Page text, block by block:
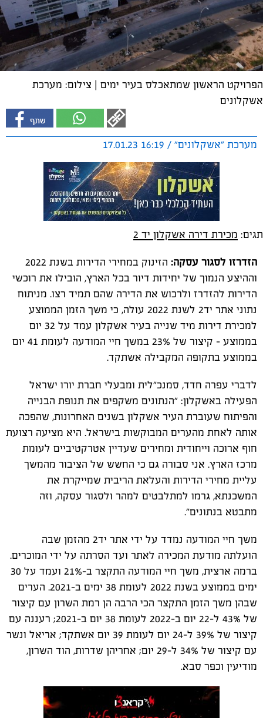
הפרויקט הראשון שמתאכלס בעיר ימים | צילום: מערכת
אשקלונים
מערכת "אשקלונים" / 16:19 17.01.23
תגים: מכירת דירה אשקלון יד 2
הזדרזו לסגור עסקה:
הזינוק במחירי הדירות בשנת 2022
וההיצע הנמוך של יחידות דיור בכל הארץ, הובילו את רוכשי
הדירות להזדרז ולרכוש את הדירה שהם תמיד רצו. מניתוח
נתוני אתר יד2 לשנת 2022 עולה, כי משך הזמן הממוצע
למכירת דירות מיד שנייה בעיר אשקלון עמד על 32 יום
בממוצע – קיצור של 23% במשך חיי המודעה לעומת 41 יום
בממוצע בתקופה המקבילה אשתקד.
לדברי עפרה חדד, סמנכ"לית ומבעלי חברת יורו ישראל
הפעילה באשקלון: "הנתונים משקפים את תנופת הבנייה
והפיתוח שעוברת העיר אשקלון בשנים האחרונות, שהפכה
אותה לאחת מהערים המבוקשות בישראל. היא מציעה רצועת
חוף ארוכה וייחודית ומחירים שעדיין אטרקטיביים לעומת
מרכז הארץ. אני סבורה גם כי החשש של הציבור מהמשך
עליית מחירי הדירות והעלאת הריבית שמייקרת את
המשכנתא, גרמו למתלבטים למהר ולסגור עסקה, וזה
מתבטא בנתונים".
משך חיי המודעה נמדד על ידי אתר יד2 מהזמן שבה
הועלתה מודעת המכירה לאתר ועד הסרתה על ידי המוכרים.
ברמה ארצית, משך חיי המודעה התקצר ב-21% ועמד על 30
ימים בממוצע בשנת 2022 לעומת 38 ימים ב-2021. הערים
שבהן משך הזמן התקצר הכי הרבה הן רמת השרון עם קיצור
של 43% ל-22 יום ב-2022 לעומת 38 יום ב-2021; רעננה עם
קיצור של 39% ל-24 יום לעומת 39 יום אשתקד; אריאל ונשר
עם קיצור של 34% ל-29 יום; אחריהן שדרות, הוד השרון,
מודיעין וכפר סבא.